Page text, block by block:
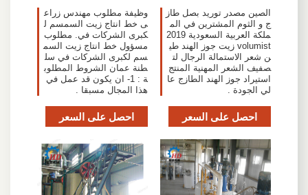
الصين مصدر توريد بصل طاز
ج و الثوم المشترين في الم
ملكة العربية السعودية 2019
volumist زيت جوز الهند طي
ن شعر الاستمالة الرجال لت
صفيف الشعر المهنية المنتج
استيراد جوز الهند الطازج عا
لي الجودة .
احصل على السعر
وظيفة مطلوب مهندس زراع
ى خط انتاج زيت السمسم ل
كبرى الشركات في. مطلوب
مسؤول خط انتاج زيت السم
سم لكبرى الشركات في سل
طنة عمان الشروط المطلوب
ة : 1- ان يكون قد عمل في
هذا المجال مسبقا .
احصل على السعر